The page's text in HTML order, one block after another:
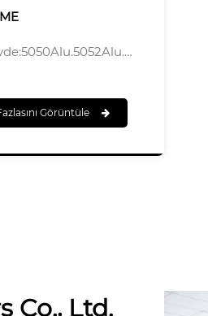
Görüntüle
Co., Ltd.